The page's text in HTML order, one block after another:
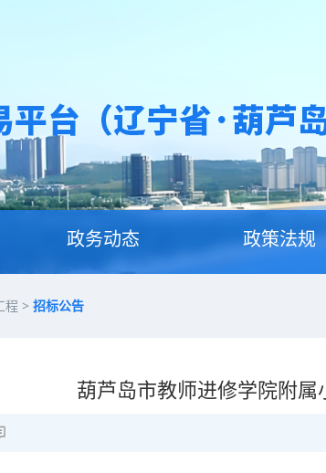
政务动态 政策法规
程 > 招标公告
葫芦岛市教师进修学院附